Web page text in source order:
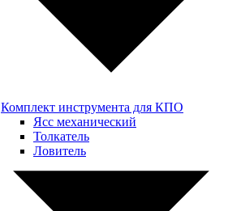
Комплект инструмента для КПО
Ясс механический
Толкатель
Ловитель